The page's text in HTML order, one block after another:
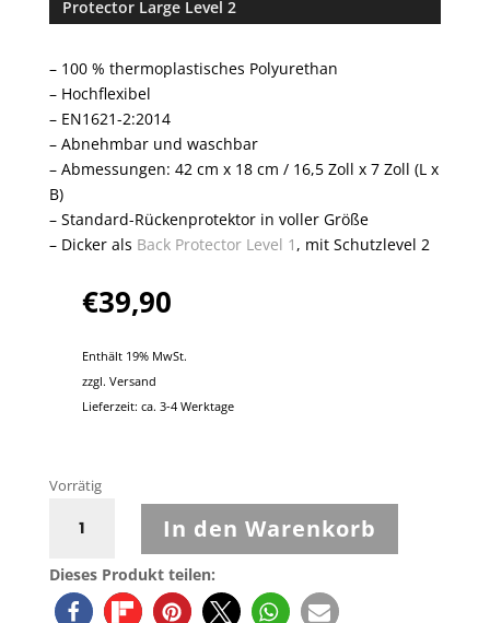
basieren
Kundenbe
wertung
Dieses Produkt teilen:
Protector Large Level 2
– 100 % thermoplastisches Polyurethan
– Hochflexibel
– EN1621-2:2014
– Abnehmbar und waschbar
– Abmessungen: 42 cm x 18 cm / 16,5 Zoll x 7 Zoll (L x
B)
– Standard-Rückenprotektor in voller Größe
– Dicker als Back Protector Level 1 , mit Schutzlevel 2
€39,90
Enthält 19% MwSt.
zzgl. Versand
Lieferzeit: ca. 3-4 Werktage
Vorrätig
Protector
Large
In den Warenkorb